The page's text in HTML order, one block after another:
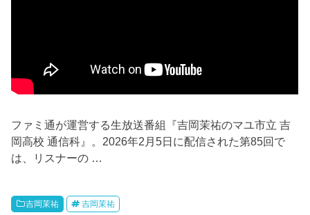
ファミ通が運営する生放送番組『吉岡茉祐のマユ市立 吉
岡高校 通信科』。2026年2月5日に配信された第85回で
は、リスナーの …
吉岡茉祐 吉岡茉祐